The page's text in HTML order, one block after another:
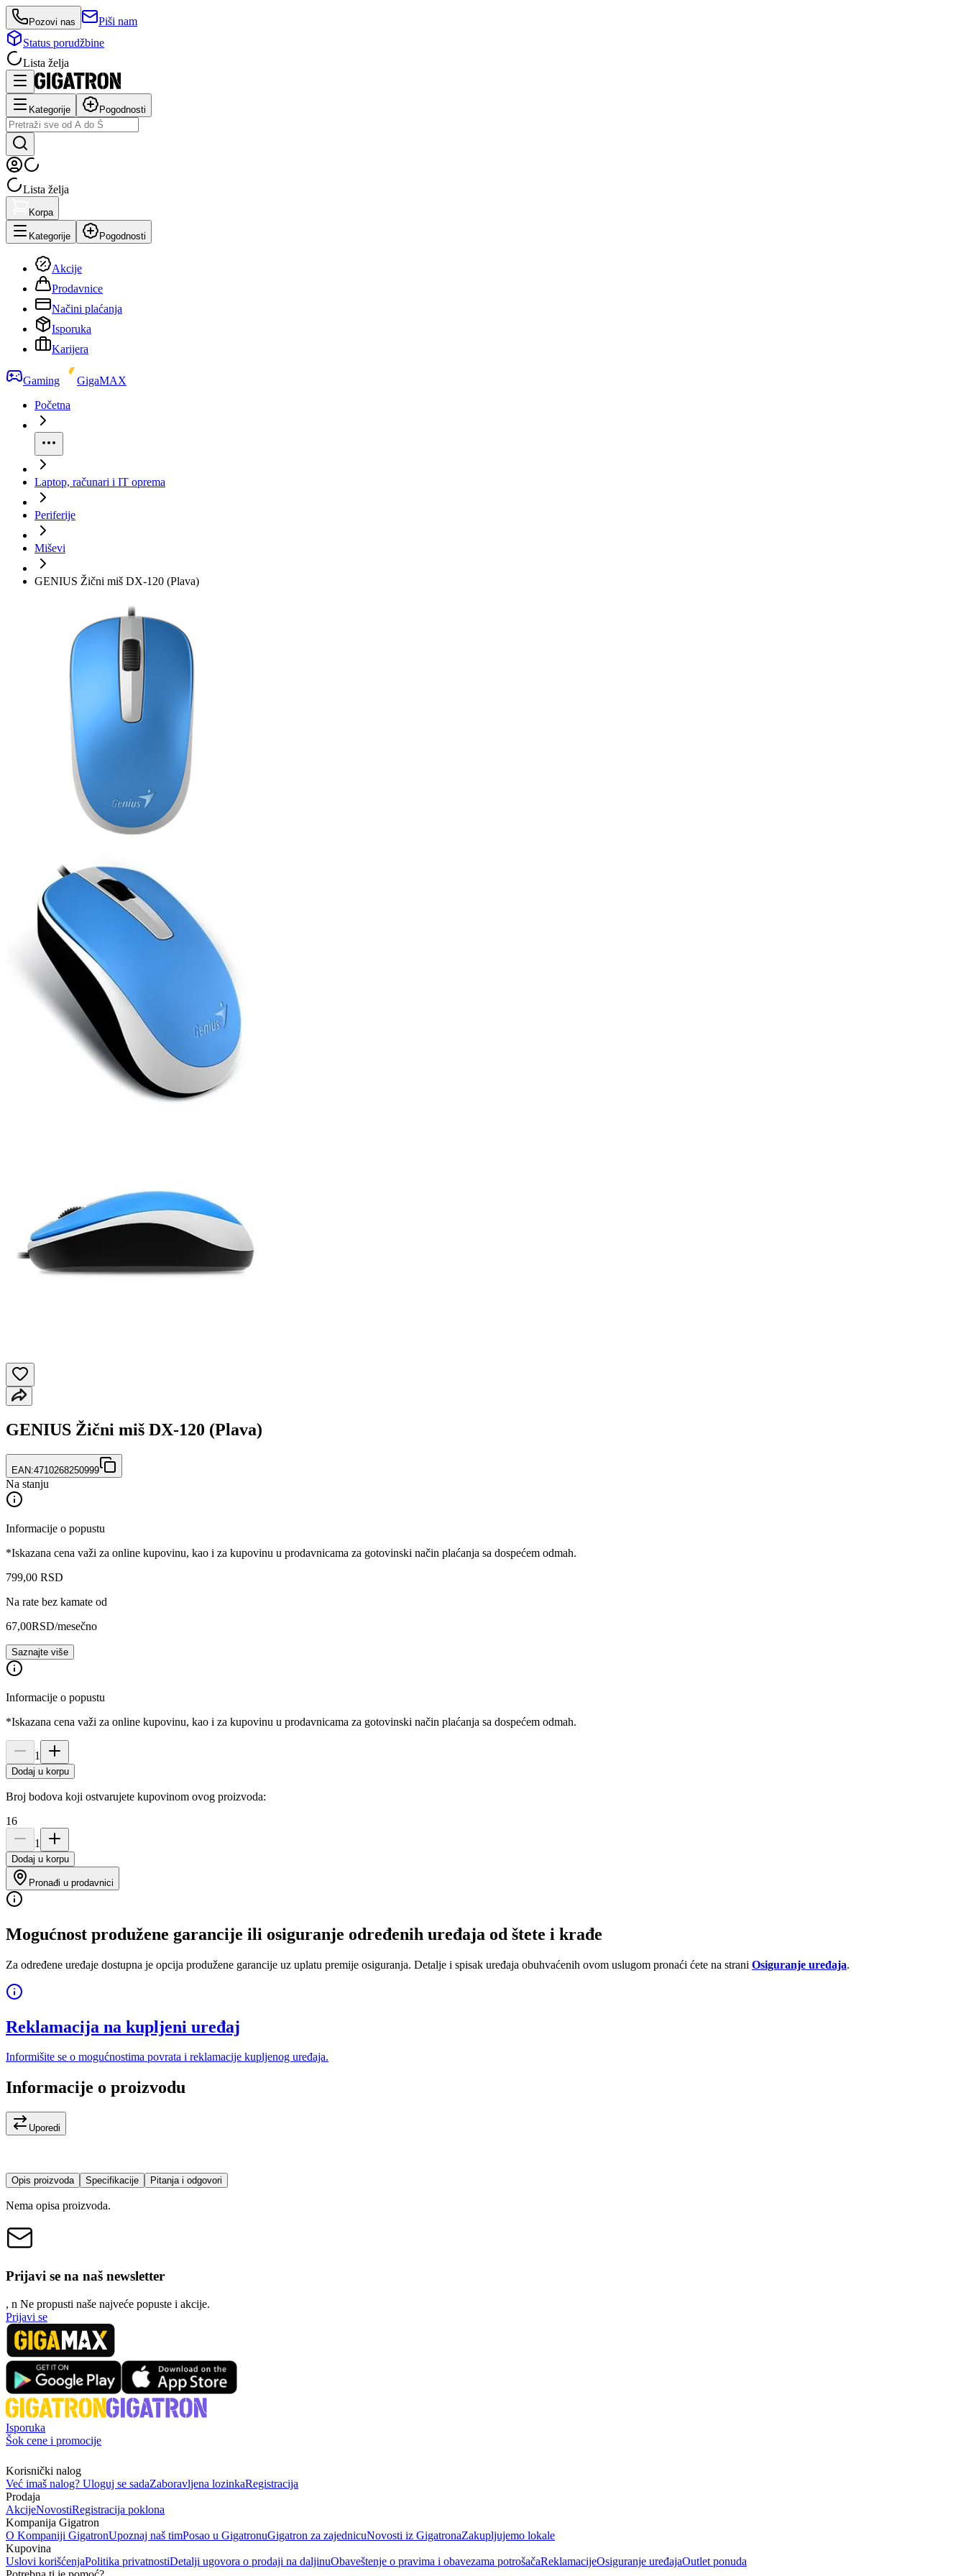
Pozovi nas
Piši nam
Status porudžbine
Lista želja
Kategorije Pogodnosti
Lista želja
Korpa
Kategorije Pogodnosti
Akcije
Prodavnice
Načini plaćanja
Isporuka
Karijera
Gaming
GigaMAX
Početna
Laptop, računari i IT oprema
Periferije
Miševi
GENIUS Žični miš DX-120 (Plava)
GENIUS Žični miš DX-120 (Plava)
EAN:4710268250999
Na stanju
Informacije o popustu
*Iskazana cena važi za online kupovinu, kao i za kupovinu u prodavnicama za gotovinski način plaćanja sa dospećem odmah.
799,00 RSD
Na rate bez kamate od
67,00RSD/mesečno
Saznajte više
Informacije o popustu
*Iskazana cena važi za online kupovinu, kao i za kupovinu u prodavnicama za gotovinski način plaćanja sa dospećem odmah.
1
Dodaj u korpu
Broj bodova koji ostvarujete kupovinom ovog proizvoda:
16
1
Dodaj u korpu
Pronađi u prodavnici
Mogućnost produžene garancije ili osiguranje određenih uređaja od štete i krađe
Za određene uređaje dostupna je opcija produžene garancije uz uplatu premije osiguranja. Detalje i spisak uređaja obuhvaćenih ovom uslugom pronaći ćete na strani Osiguranje uređaja.
Reklamacija na kupljeni uređaj
Informišite se o mogućnostima povrata i reklamacije kupljenog uređaja.
Informacije o proizvodu
Uporedi
Opis proizvoda Specifikacije Pitanja i odgovori
Nema opisa proizvoda.
Prijavi se na naš newsletter
, n Ne propusti naše najveće popuste i akcije.
Prijavi se
Isporuka
Šok cene i promocije
Korisnički nalog
Već imaš nalog? Uloguj se sadaZaboravljena lozinkaRegistracija
Prodaja
AkcijeNovostiRegistracija poklona
Kompanija Gigatron
O Kompaniji GigatronUpoznaj naš timPosao u GigatronuGigatron za zajednicuNovosti iz GigatronaZakupljujemo lokale
Kupovina
Uslovi korišćenjaPolitika privatnostiDetalji ugovora o prodaji na daljinuObaveštenje o pravima i obavezama potrošačaReklamacijeOsiguranje uređajaOutlet ponuda